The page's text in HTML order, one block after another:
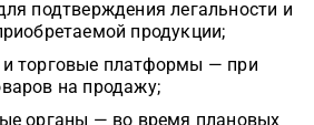
подтверждения легальности и
продукции;
торговые платформы — при
на продажу;
органы — во время плановых